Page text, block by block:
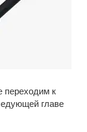
переходим к
главе